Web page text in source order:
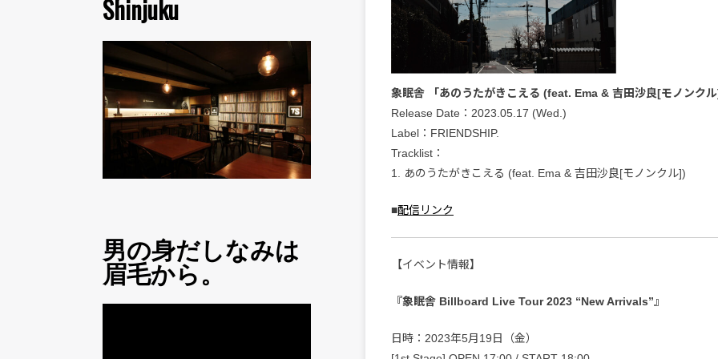
Shinjuku
男の身だしなみは
眉毛から。
象眠舎 「あのうたがきこえる (feat. Ema & 吉田沙良[モノンク
Release Date：2023.05.17 (Wed.)
Label：FRIENDSHIP.
Tracklist：
1. あのうたがきこえる (feat. Ema & 吉田沙良[モノンクル])
■配信リンク
【イベント情報】
『象眠舎 Billboard Live Tour 2023 “New Arrivals”』
日時：2023年5月19日（金）